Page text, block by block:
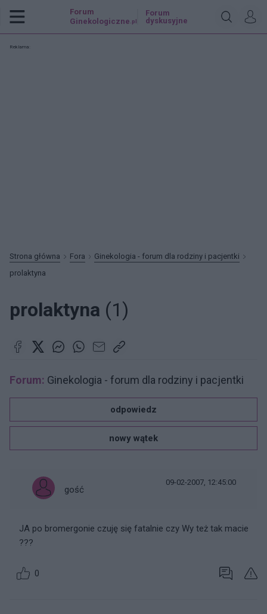
Forum
Ginekologiczne .pl
Forum
dyskusyjne
Reklama:
Strona główna Fora
Ginekologia - forum dla rodziny i pacjentki
prolaktyna
prolaktyna (1)
Forum: Ginekologia - forum dla rodziny i pacjentki
odpowiedz
nowy wątek
gość
09-02-2007, 12:45:00
JA po bromergonie czuję się fatalnie czy Wy też tak macie
???
0